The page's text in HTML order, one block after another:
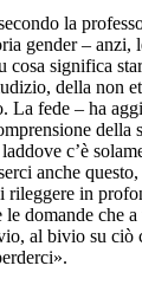
la
gender – anzi,
cosa significa
della non
La fede – ha
della
c’è
anche
rileggere in
domande che
al bivio su ciò